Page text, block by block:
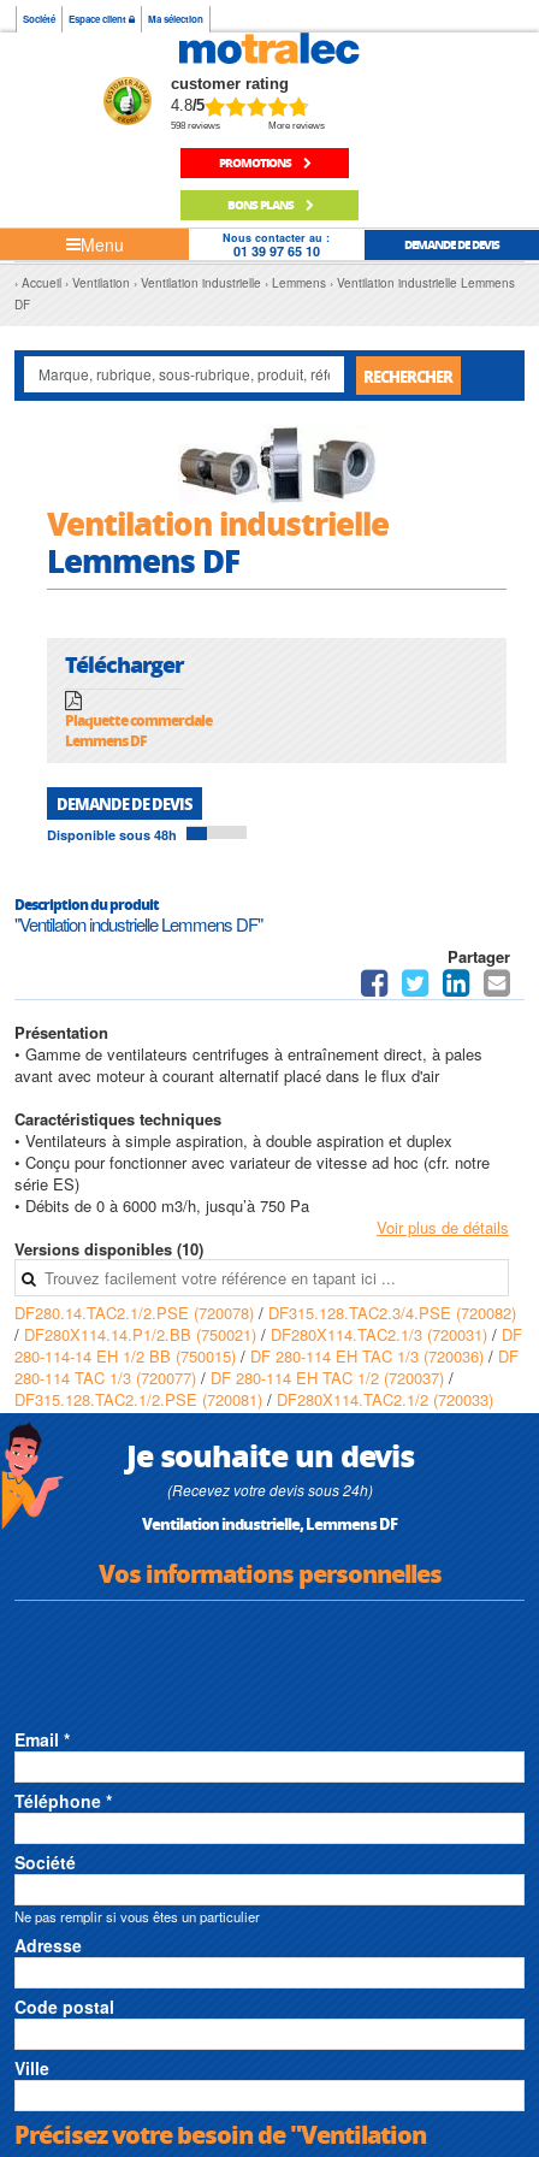
Société Espace client Ma sélection
customer rating
4.8/5
598 reviews More reviews
PROMOTIONS
BONS PLANS
Menu Nous contacter au :
01 39 97 65 10 DEMANDE DE DEVIS
Accueil Ventilation Ventilation industrielle Lemmens
Ventilation industrielle Lemmens
DF
RECHERCHER
Ventilation industrielle
Lemmens DF
Télécharger
Plaquette commerciale
Lemmens DF
DEMANDE DE DEVIS
Disponible sous 48h
Description du produit
"Ventilation industrielle Lemmens DF"
Partager
Présentation
• Gamme de ventilateurs centrifuges à entraînement direct, à pales
avant avec moteur à courant alternatif placé dans le flux d'air
Caractéristiques techniques
• Ventilateurs à simple aspiration, à double aspiration et duplex
• Conçu pour fonctionner avec variateur de vitesse ad hoc (cfr. notre
série ES)
• Débits de 0 à 6000 m3/h, jusqu’à 750 Pa
Voir plus de détails
Versions disponibles (10)
DF280.14.TAC2.1/2.PSE (720078) / DF315.128.TAC2.3/4.PSE (720082)
/ DF280X114.14.P1/2.BB (750021) / DF280X114.TAC2.1/3 (720031) / DF
280-114-14 EH 1/2 BB (750015) / DF 280-114 EH TAC 1/3 (720036) / DF
280-114 TAC 1/3 (720077) / DF 280-114 EH TAC 1/2 (720037) /
DF315.128.TAC2.1/2.PSE (720081) / DF280X114.TAC2.1/2 (720033)
Je souhaite un devis
(Recevez votre devis sous 24h)
Ventilation industrielle, Lemmens DF
Vos informations personnelles
Email *
Téléphone *
Société
Ne pas remplir si vous êtes un particulier
Adresse
Code postal
Ville
Précisez votre besoin de "Ventilation